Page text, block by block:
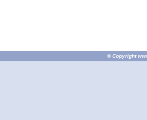
© Copyright